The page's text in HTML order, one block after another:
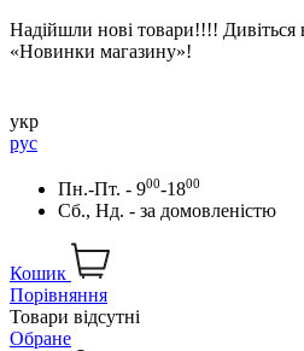
Надійшли нові товари!!!! Дивіться
«Новинки магазину»!
укр
рус
Пн.-Пт. - 900-1800
Сб., Нд. - за домовленістю
Кошик
Порівняння
Товари відсутні
Обране